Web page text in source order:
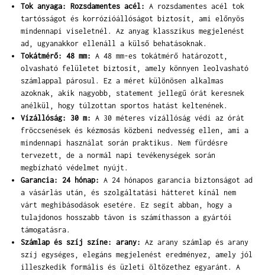
Tok anyaga: Rozsdamentes acél: A rozsdamentes acél tok
tartósságot és korrózióállóságot biztosít, ami előnyös
mindennapi viseletnél. Az anyag klasszikus megjelenést
ad, ugyanakkor ellenáll a külső behatásoknak.
Tokátmérő: 48 mm: A 48 mm-es tokátmérő határozott,
olvasható felületet biztosít, amely könnyen leolvasható
számlappal párosul. Ez a méret különösen alkalmas
azoknak, akik nagyobb, statement jellegű órát keresnek
anélkül, hogy túlzottan sportos hatást keltenének.
Vízállóság: 30 m: A 30 méteres vízállóság védi az órát
fröccsenések és kézmosás közbeni nedvesség ellen, ami a
mindennapi használat során praktikus. Nem fürdésre
tervezett, de a normál napi tevékenységek során
megbízható védelmet nyújt.
Garancia: 24 hónap: A 24 hónapos garancia biztonságot ad
a vásárlás után, és szolgáltatási hátteret kínál nem
várt meghibásodások esetére. Ez segít abban, hogy a
tulajdonos hosszabb távon is számíthasson a gyártói
támogatásra.
Számlap és szíj színe: arany: Az arany számlap és arany
szíj egységes, elegáns megjelenést eredményez, amely jól
illeszkedik formális és üzleti öltözethez egyaránt. A